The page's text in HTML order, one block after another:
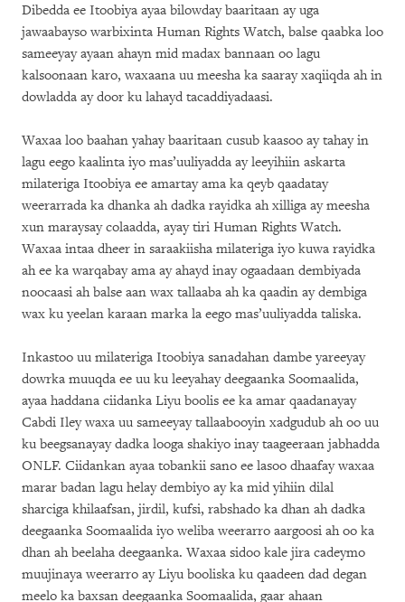
Dibedda ee Itoobiya ayaa bilowday baaritaan ay uga
jawaabayso warbixinta Human Rights Watch, balse qaabka loo
sameeyay ayaan ahayn mid madax bannaan oo lagu
kalsoonaan karo, waxaana uu meesha ka saaray xaqiiqda ah in
dowladda ay door ku lahayd tacaddiyadaasi.
Waxaa loo baahan yahay baaritaan cusub kaasoo ay tahay in
lagu eego kaalinta iyo mas’uuliyadda ay leeyihiin askarta
milateriga Itoobiya ee amartay ama ka qeyb qaadatay
weerarrada ka dhanka ah dadka rayidka ah xilliga ay meesha
xun maraysay colaadda, ayay tiri Human Rights Watch.
Waxaa intaa dheer in saraakiisha milateriga iyo kuwa rayidka
ah ee ka warqabay ama ay ahayd inay ogaadaan dembiyada
noocaasi ah balse aan wax tallaaba ah ka qaadin ay dembiga
wax ku yeelan karaan marka la eego mas’uuliyadda taliska.
Inkastoo uu milateriga Itoobiya sanadahan dambe yareeyay
dowrka muuqda ee uu ku leeyahay deegaanka Soomaalida,
ayaa haddana ciidanka Liyu boolis ee ka amar qaadanayay
Cabdi Iley waxa uu sameeyay tallaabooyin xadgudub ah oo uu
ku beegsanayay dadka looga shakiyo inay taageeraan jabhadda
ONLF. Ciidankan ayaa tobankii sano ee lasoo dhaafay waxaa
marar badan lagu helay dembiyo ay ka mid yihiin dilal
sharciga khilaafsan, jirdil, kufsi, rabshado ka dhan ah dadka
deegaanka Soomaalida iyo weliba weerarro aargoosi ah oo ka
dhan ah beelaha deegaanka. Waxaa sidoo kale jira cadeymo
muujinaya weerarro ay Liyu booliska ku qaadeen dad degan
meelo ka baxsan deegaanka Soomaalida, gaar ahaan